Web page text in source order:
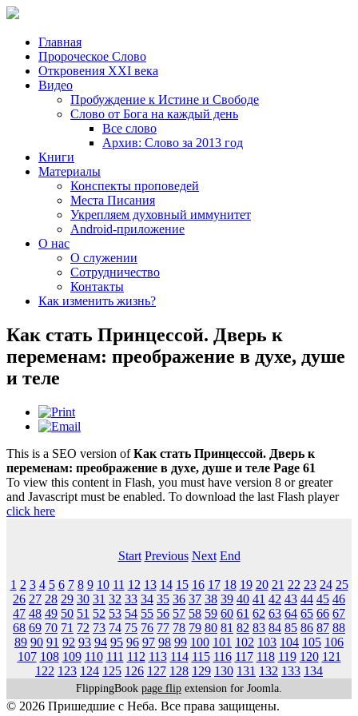
Главная
Пророческое Слово
Откровения ХХІ века
Видео
Пробуждение к Истине и Свободе
Слово от Бога на каждый день
Все слово
Архив: Слово за 2013 год
Книги
Материалы
Конспекты проповедей
Места Писания
Укрепляем духовный иммунитет
Android-приложение
О нас
О служении
Сотрудничество
Контакты
Как изменить жизнь?
Как стать Принцессой. Дверь к
переменам: преображение в духе, душе
и теле
This is a SEO version ofКак стать Принцессой. Дверь к
переменам: преображение в духе, душе и теле Page 61
To view this content in Flash, you must have version 8 or greater
and Javascript must be enabled. To download the last Flash player
click here
Start Previous Next End
1 2 3 4 5 6 7 8 9 10 11 12 13 14 15 16 17 18 19 20 21 22 23 24 25
26 27 28 29 30 31 32 33 34 35 36 37 38 39 40 41 42 43 44 45 46
47 48 49 50 51 52 53 54 55 56 57 58 59 60 61 62 63 64 65 66 67
68 69 70 71 72 73 74 75 76 77 78 79 80 81 82 83 84 85 86 87 88
89 90 91 92 93 94 95 96 97 98 99 100 101 102 103 104 105 106
107 108 109 110 111 112 113 114 115 116 117 118 119 120 121
122 123 124 125 126 127 128 129 130 131 132 133 134
FlippingBook page flip extension for Joomla.
© 2026 Пришедшие с Неба. Все права защищены.